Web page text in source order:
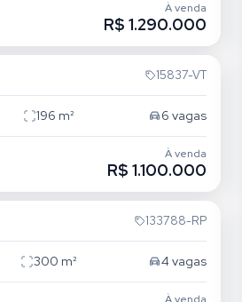
À venda
R$ 1.290.000
15837-VT
196 m² 6 vagas
À venda
R$ 1.100.000
133788-RP
300 m² 4 vagas